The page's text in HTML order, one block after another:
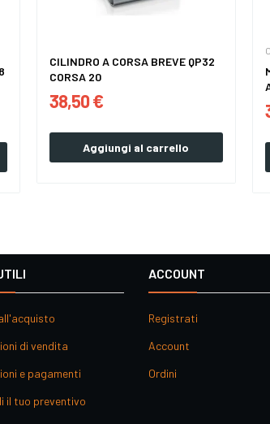
CILINDRO A CORSA BREVE QP32
CORSA 20
38,50 €
Aggiungi al carrello
di vendita
e pagamenti
il tuo preventivo
ACCOUNT
Registrati
Account
Ordini